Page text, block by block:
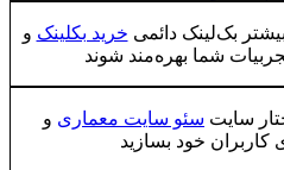
بک‌لینک دائمی خرید بکلینک و
شما بهره‌مند شوند
سایت سئو سایت معماری و
کاربران خود بسازید